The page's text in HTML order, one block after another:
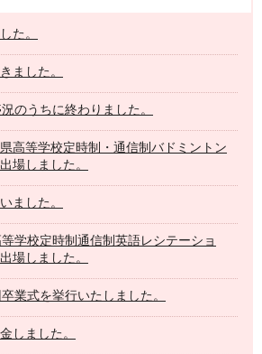
た。
ました。
のうちに終わりました。
高等学校定時制・通信制バドミントン
場しました。
ました。
学校定時制通信制英語レシテーショ
場しました。
業式を挙行いたしました。
しました。